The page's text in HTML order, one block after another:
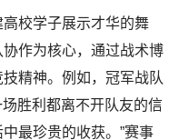
校学子展示才华的舞
作为核心，通过战术博
精神。例如，冠军战队‌
胜利都离不开队友的信
最珍贵的收获。”赛事